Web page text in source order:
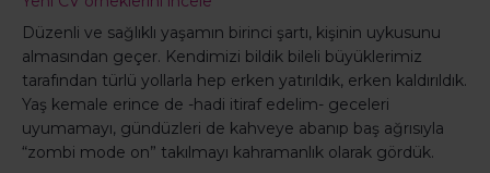
Düzenli ve sağlıklı yaşamın birinci şartı, kişinin uykusunu
almasından geçer. Kendimizi bildik bileli büyüklerimiz
tarafından türlü yollarla hep erken yatırıldık, erken kaldırıldık.
Yaş kemale erince de -hadi itiraf edelim- geceleri
uyumamayı, gündüzleri de kahveye abanıp baş ağrısıyla
“zombi mode on” takılmayı kahramanlık olarak gördük.